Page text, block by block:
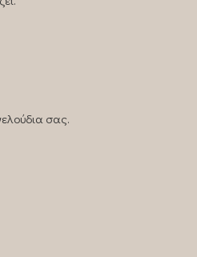
σας.